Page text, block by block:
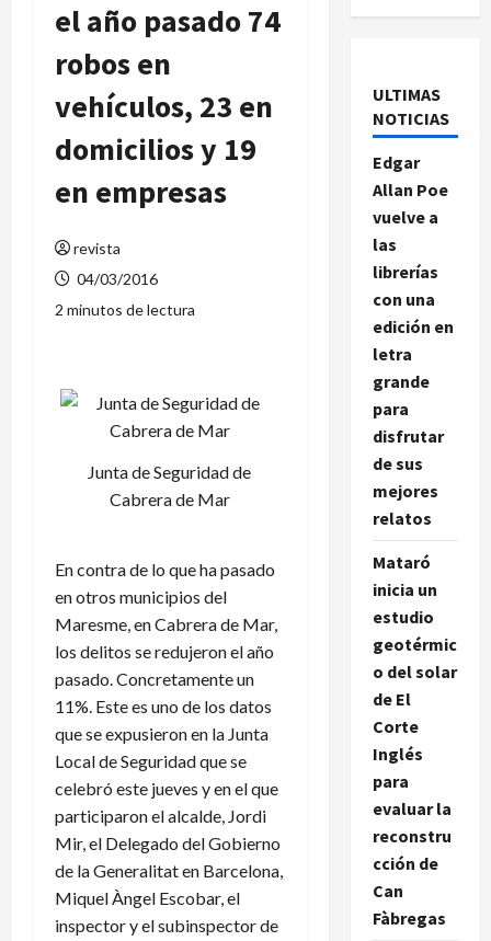
el año pasado 74
robos en
vehículos, 23 en
domicilios y 19
en empresas
revista
04/03/2016
2 minutos de lectura
Junta de Seguridad de
Cabrera de Mar
En contra de lo que ha pasado
en otros municipios del
Maresme, en Cabrera de Mar,
los delitos se redujeron el año
pasado. Concretamente un
11%. Este es uno de los datos
que se expusieron en la Junta
Local de Seguridad que se
celebró este jueves y en el que
participaron el alcalde, Jordi
Mir, el Delegado del Gobierno
de la Generalitat en Barcelona,
Miquel Àngel Escobar, el
inspector y el subinspector de
ULTIMAS
NOTICIAS
Edgar
Allan Poe
vuelve a
las
librerías
con una
edición en
letra
grande
para
disfrutar
de sus
mejores
relatos
Mataró
inicia un
estudio
geotérmic
o del solar
de El
Corte
Inglés
para
evaluar la
reconstru
cción de
Can
Fàbregas